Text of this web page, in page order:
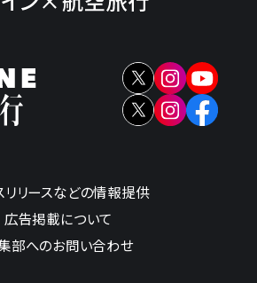
リリースなどの情報提供
広告掲載について
部へのお問い合わせ